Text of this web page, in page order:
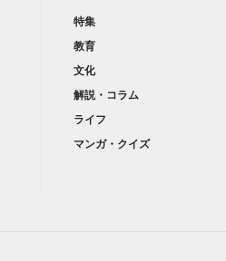
特集
教育
文化
解説・コラム
ライフ
マンガ・クイズ